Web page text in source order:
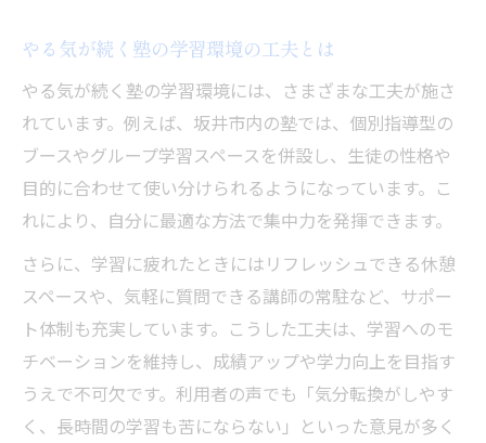
やる気が続く塾の学習環境の工夫とは
やる気が続く塾の学習環境には、さまざまな工夫が施さ
れています。例えば、坂井市内の塾では、個別指導型の
ブースやグループ学習スペースを併設し、生徒の性格や
目的に合わせて使い分けられるようになっています。こ
れにより、自分に最適な方法で集中力を発揮できます。
さらに、学習に疲れたときにはリフレッシュできる休憩
スペースや、気軽に質問できる講師の常駐など、サポー
ト体制も充実しています。こうした工夫は、学習へのモ
チベーションを維持し、成績アップや学力向上を目指す
うえで不可欠です。利用者の声でも「気分転換がしやす
く、長時間の学習も苦にならない」といった意見が多く